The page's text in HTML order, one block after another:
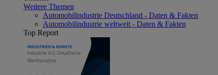
Weitere Themen
Automobilindustrie Deutschland - Daten & Fakten
Automobilindustrie weltweit - Daten & Fakten
Top Report